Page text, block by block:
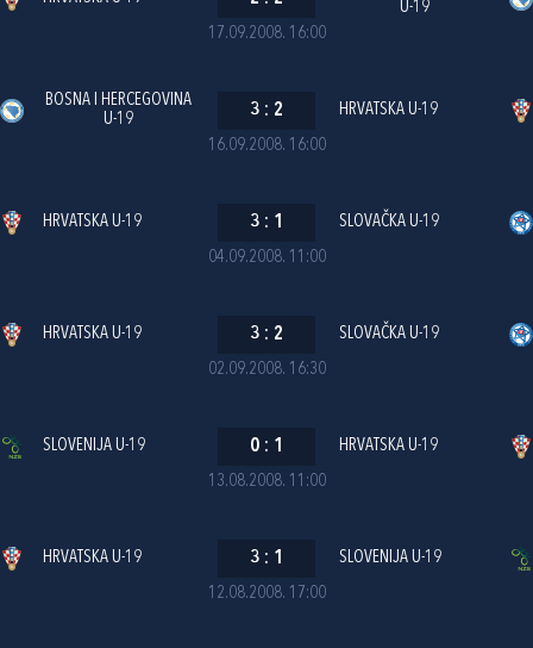
17.09.2008. 16:00
U-19
16.09.2008. 16:00
BOSNA I HERCEGOVINA
U-19
3 : 2 HRVATSKA U-19
04.09.2008. 11:00
HRVATSKA U-19 3 : 1 SLOVAČKA U-19
02.09.2008. 16:30
HRVATSKA U-19 3 : 2 SLOVAČKA U-19
13.08.2008. 11:00
SLOVENIJA U-19 0 : 1 HRVATSKA U-19
12.08.2008. 17:00
HRVATSKA U-19 3 : 1 SLOVENIJA U-19